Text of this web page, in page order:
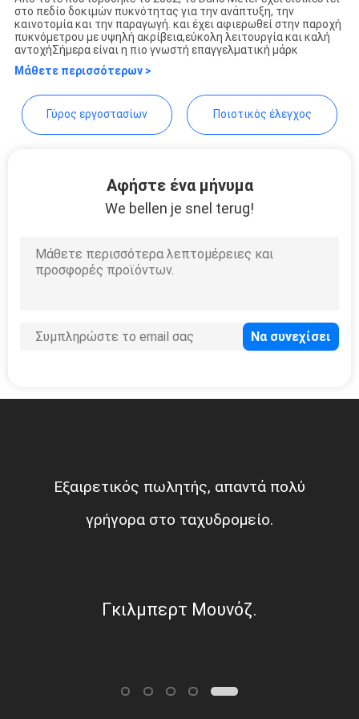
PRIVACY
POLICY
Guangdong Hongtuo
στο πεδίο δοκιμών πυκνότητας για την ανάπτυξη, την
καινοτομία και την παραγωγή. και έχει αφιερωθεί στην παροχή
πυκνόμετρου με υψηλή ακρίβεια,εύκολη λειτουργία και καλή
αντοχήΣήμερα είναι η πιο γνωστή επαγγελματική μάρκ
Μάθετε περισσότερων >
Γύρος εργοστασίων Ποιοτικός έλεγχος
Αφήστε ένα μήνυμα
We bellen je snel terug!
Εξαιρετικός πωλητής, απαντά πολύ
γρήγορα στο ταχυδρομείο.
Γκιλμπερτ Μουνόζ.